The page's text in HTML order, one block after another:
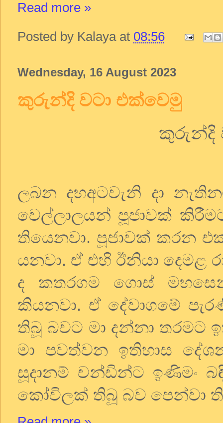
Read more »
Posted by Kalaya at 08:56
Wednesday, 16 August 2023
කුරුන්දි වටා එක්වෙමු
කුරුන්දි
ලබන දහඅටවැනි දා
වෙල්ලාලයන් පූජාවක්
තියෙනවා. පූජාවක් කරන
යනවා. ඒ එහි ඊනියා දෙමළ
ද කතරගම ගොස්
කියනවා. ඒ දේවාගමේ
තිබූ බවට මා දන්නා තරමට
මා පවත්වන ඉතිහාස
සූදානම් චන්ඩින්ට ඉණිමං
කෝවිලක් තිබූ බව පෙන්වා